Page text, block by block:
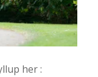
her :